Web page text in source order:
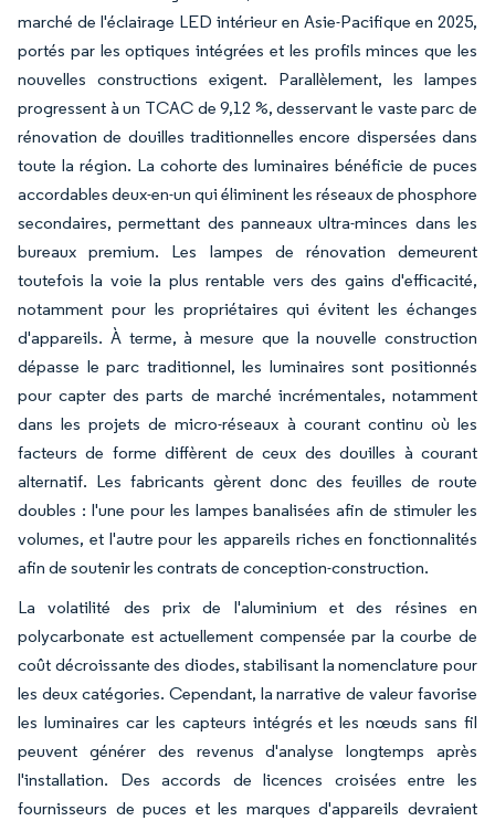
marché de l'éclairage LED intérieur en Asie-Pacifique en 2025,
portés par les optiques intégrées et les profils minces que les
nouvelles constructions exigent. Parallèlement, les lampes
progressent à un TCAC de 9,12 %, desservant le vaste parc de
rénovation de douilles traditionnelles encore dispersées dans
toute la région. La cohorte des luminaires bénéficie de puces
accordables deux-en-un qui éliminent les réseaux de phosphore
secondaires, permettant des panneaux ultra-minces dans les
bureaux premium. Les lampes de rénovation demeurent
toutefois la voie la plus rentable vers des gains d'efficacité,
notamment pour les propriétaires qui évitent les échanges
d'appareils. À terme, à mesure que la nouvelle construction
dépasse le parc traditionnel, les luminaires sont positionnés
pour capter des parts de marché incrémentales, notamment
dans les projets de micro-réseaux à courant continu où les
facteurs de forme diffèrent de ceux des douilles à courant
alternatif. Les fabricants gèrent donc des feuilles de route
doubles : l'une pour les lampes banalisées afin de stimuler les
volumes, et l'autre pour les appareils riches en fonctionnalités
afin de soutenir les contrats de conception-construction.
La volatilité des prix de l'aluminium et des résines en
polycarbonate est actuellement compensée par la courbe de
coût décroissante des diodes, stabilisant la nomenclature pour
les deux catégories. Cependant, la narrative de valeur favorise
les luminaires car les capteurs intégrés et les nœuds sans fil
peuvent générer des revenus d'analyse longtemps après
l'installation. Des accords de licences croisées entre les
fournisseurs de puces et les marques d'appareils devraient